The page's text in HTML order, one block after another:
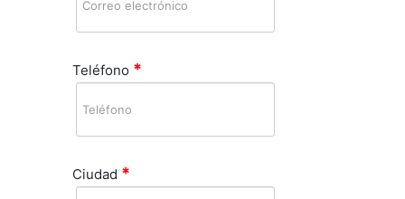
Teléfono *
Ciudad *